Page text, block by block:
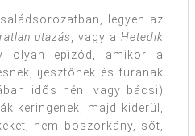
legyen az
utazás, vagy a Hetedik
olyan epizód, amikor a
ijesztőnek és furának
idős néni vagy bácsi)
keringenek, majd kiderül,
nem boszorkány, sőt,